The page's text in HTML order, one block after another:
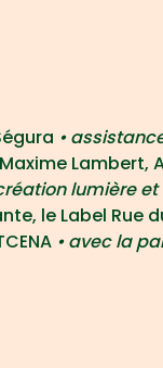
•
Lambert,
lumière
le Label Rue
• avec la